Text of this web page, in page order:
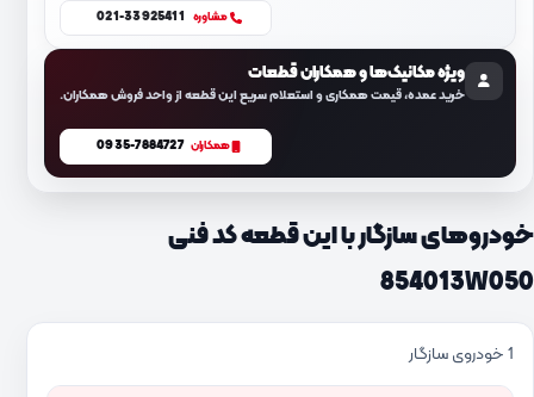
مشاوره 021-33925411
ویژه مکانیک‌ها و همکاران قطعات
خرید عمده، قیمت همکاری و استعلام سریع این قطعه از واحد فروش همکاران.
همکاران 0935-7884727
خودروهای سازگار با این قطعه کد فنی
854013W050
1 خودروی سازگار